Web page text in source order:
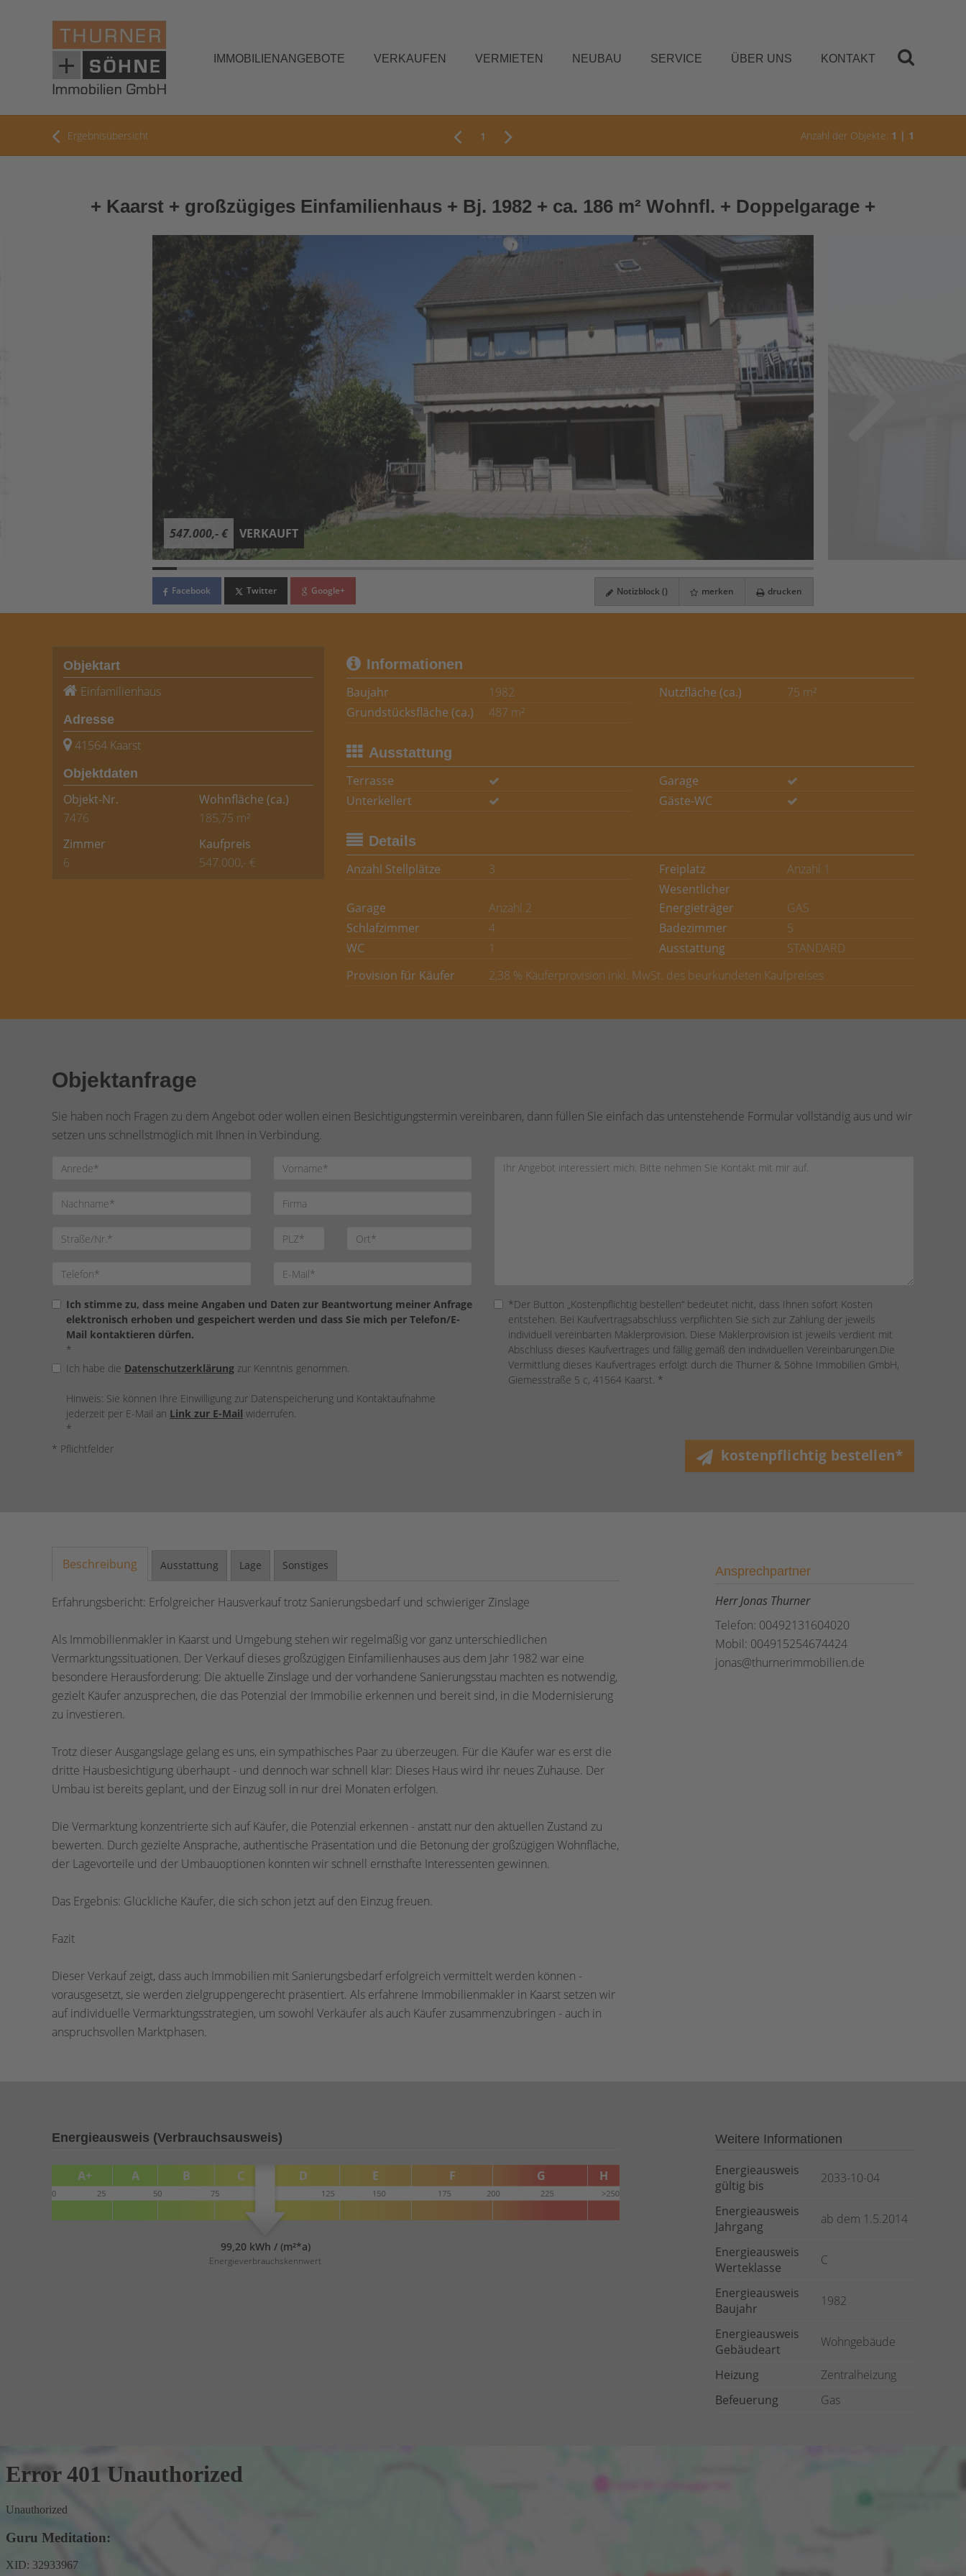
IMMOBILIENANGEBOTE VERKAUFEN VERMIETEN NEUBAU SERVICE ÜBER UNS KONTAKT
Ergebnisübersicht 1 Anzahl der Objekte: 1 | 1
+ Kaarst + großzügiges Einfamilienhaus + Bj. 1982 + ca. 186 m² Wohnfl. + Doppelgarage +
547.000,- € VERKAUFT
Facebook Twitter Google+ Notizblock () merken drucken
Objektart
Einfamilienhaus
Adresse
41564 Kaarst
Objektdaten
Objekt-Nr.
7476
Wohnfläche (ca.)
185,75 m²
Zimmer
6
Kaufpreis
547.000,- €
Informationen
Baujahr
1982 Nutzfläche (ca.)
75 m²
Grundstücksfläche (ca.)
487 m²
Ausstattung
Terrasse
Garage
Unterkellert
Gäste-WC
Details
Anzahl Stellplätze
3 Freiplatz Anzahl 1
Garage Anzahl 2
Wesentlicher
Energieträger
GAS
Schlafzimmer
4 Badezimmer
5
WC
1 Ausstattung
STANDARD
Provision für Käufer
2,38 % Käuferprovision inkl. MwSt. des beurkundeten Kaufpreises
Objektanfrage
Sie haben noch Fragen zu dem Angebot oder wollen einen Besichtigungstermin vereinbaren, dann füllen Sie einfach das untenstehende Formular vollständig aus und wir
setzen uns schnellstmöglich mit Ihnen in Verbindung.
Ich stimme zu, dass meine Angaben und Daten zur Beantwortung meiner Anfrage
elektronisch erhoben und gespeichert werden und dass Sie mich per Telefon/E-
Mail kontaktieren dürfen.
*
Ich habe die Datenschutzerklärung zur Kenntnis genommen.
Hinweis: Sie können Ihre Einwilligung zur Datenspeicherung und Kontaktaufnahme
jederzeit per E-Mail an Link zur E-Mail widerrufen.
*
*Der Button „Kostenpflichtig bestellen“ bedeutet nicht, dass Ihnen sofort Kosten
entstehen. Bei Kaufvertragsabschluss verpflichten Sie sich zur Zahlung der jeweils
individuell vereinbarten Maklerprovision. Diese Maklerprovision ist jeweils verdient mit
Abschluss dieses Kaufvertrages und fällig gemäß den individuellen Vereinbarungen.Die
Vermittlung dieses Kaufvertrages erfolgt durch die Thurner & Söhne Immobilien GmbH,
Giemesstraße 5 c, 41564 Kaarst. *
* Pflichtfelder kostenpflichtig bestellen*
Beschreibung Ausstattung Lage Sonstiges
Erfahrungsbericht: Erfolgreicher Hausverkauf trotz Sanierungsbedarf und schwieriger Zinslage
Als Immobilienmakler in Kaarst und Umgebung stehen wir regelmäßig vor ganz unterschiedlichen
Vermarktungssituationen. Der Verkauf dieses großzügigen Einfamilienhauses aus dem Jahr 1982 war eine
besondere Herausforderung: Die aktuelle Zinslage und der vorhandene Sanierungsstau machten es notwendig,
gezielt Käufer anzusprechen, die das Potenzial der Immobilie erkennen und bereit sind, in die Modernisierung
zu investieren.
Trotz dieser Ausgangslage gelang es uns, ein sympathisches Paar zu überzeugen. Für die Käufer war es erst die
dritte Hausbesichtigung überhaupt - und dennoch war schnell klar: Dieses Haus wird ihr neues Zuhause. Der
Umbau ist bereits geplant, und der Einzug soll in nur drei Monaten erfolgen.
Die Vermarktung konzentrierte sich auf Käufer, die Potenzial erkennen - anstatt nur den aktuellen Zustand zu
bewerten. Durch gezielte Ansprache, authentische Präsentation und die Betonung der großzügigen Wohnfläche,
der Lagevorteile und der Umbauoptionen konnten wir schnell ernsthafte Interessenten gewinnen.
Das Ergebnis: Glückliche Käufer, die sich schon jetzt auf den Einzug freuen.
Fazit
Dieser Verkauf zeigt, dass auch Immobilien mit Sanierungsbedarf erfolgreich vermittelt werden können -
vorausgesetzt, sie werden zielgruppengerecht präsentiert. Als erfahrene Immobilienmakler in Kaarst setzen wir
auf individuelle Vermarktungsstrategien, um sowohl Verkäufer als auch Käufer zusammenzubringen - auch in
anspruchsvollen Marktphasen.
Ansprechpartner
Herr Jonas Thurner
Telefon: 00492131604020
Mobil: 004915254674424
jonas@thurnerimmobilien.de
Energieausweis (Verbrauchsausweis)
99,20 kWh / (m²*a)
Energieverbrauchskennwert
Weitere Informationen
Energieausweis
gültig bis
2033-10-04
Energieausweis
Jahrgang
ab dem 1.5.2014
Energieausweis
Werteklasse
C
Energieausweis
Baujahr
1982
Energieausweis
Gebäudeart
Wohngebäude
Heizung
Zentralheizung
Befeuerung
Gas